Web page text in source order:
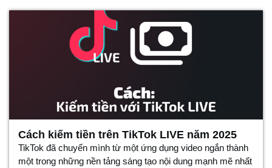
Cách kiếm tiền trên TikTok LIVE năm 2025
TikTok đã chuyển mình từ một ứng dụng video ngắn thành
một trong những nền tảng sáng tạo nội dung mạnh mẽ nhất